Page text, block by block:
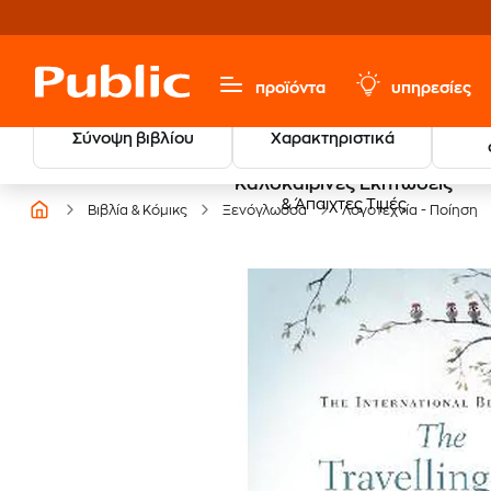
προϊόντα υπηρεσίες
Σύνοψη βιβλίου Χαρακτηριστικά
Καλοκαιρινές Εκπτώσεις
& Άπαιχτες Τιμές
Βιβλία & Κόμικς Ξενόγλωσσα Λογοτεχνία - Ποίηση